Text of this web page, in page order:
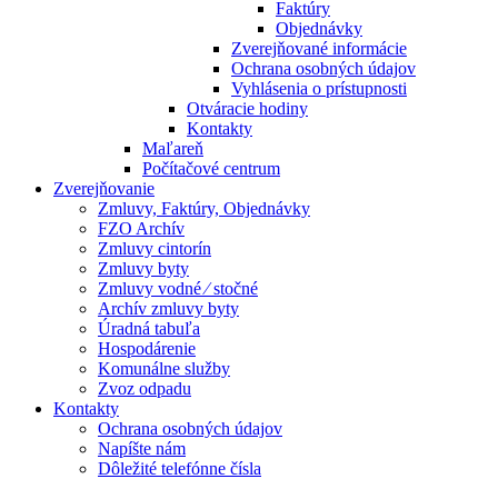
Faktúry
Objednávky
Zverejňované informácie
Ochrana osobných údajov
Vyhlásenia o prístupnosti
Otváracie hodiny
Kontakty
Maľareň
Počítačové centrum
Zverejňovanie
Zmluvy, Faktúry, Objednávky
FZO Archív
Zmluvy cintorín
Zmluvy byty
Zmluvy vodné ⁄ stočné
Archív zmluvy byty
Úradná tabuľa
Hospodárenie
Komunálne služby
Zvoz odpadu
Kontakty
Ochrana osobných údajov
Napíšte nám
Dôležité telefónne čísla